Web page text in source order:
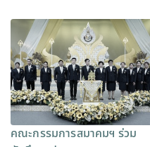
คณะกรรมการสมาคมฯ ร่วม